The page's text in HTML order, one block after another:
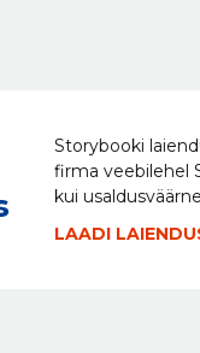
Storybooki
firma veebilehel
kui
LAADI